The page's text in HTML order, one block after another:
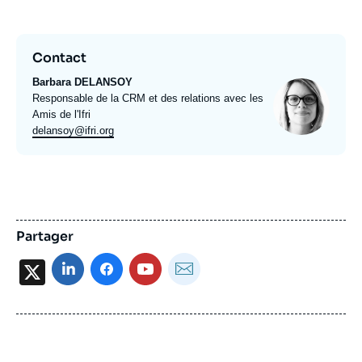
Contact
Barbara DELANSOY
Intitulé
du
poste
Responsable de la CRM et des relations avec les
Amis de l'Ifri
Email
delansoy@ifri.org
Photo
Partager
X